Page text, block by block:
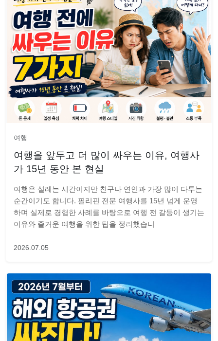
여행
여행을 앞두고 더 많이 싸우는 이유, 여행사
가 15년 동안 본 현실
여행은 설레는 시간이지만 친구나 연인과 가장 많이 다투는
순간이기도 합니다. 필리핀 전문 여행사를 15년 넘게 운영
하며 실제로 경험한 사례를 바탕으로 여행 전 갈등이 생기는
이유와 즐거운 여행을 위한 팁을 정리했습니
2026.07.05